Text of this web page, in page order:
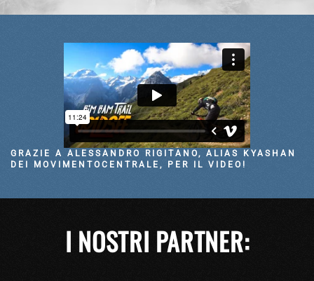
GRAZIE A ALESSANDRO RIGITANO, ALIAS KYASHAN
DEI MOVIMENTOCENTRALE, PER IL VIDEO!
I NOSTRI PARTNER: